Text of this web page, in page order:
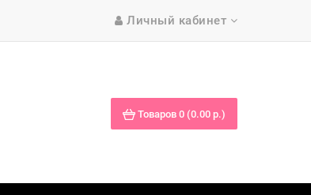
Личный кабинет
Товаров 0 (0.00 р.)